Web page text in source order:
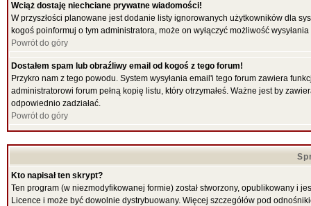
Wciąż dostaję niechciane prywatne wiadomości!
W przyszłości planowane jest dodanie listy ignorowanych użytkowników dla
kogoś poinformuj o tym administratora, może on wyłączyć możliwość
Powrót do góry
Dostałem spam lub obraźliwy email od kogoś z tego forum!
Przykro nam z tego powodu. System wysyłania email'i tego forum zawiera
administratorowi forum pełną kopię listu, który otrzymałeś. Ważne jest by
odpowiednio zadziałać.
Powrót do góry
Kto napisał ten skrypt?
Ten program (w niezmodyfikowanej formie) został stworzony, opublikowany i
Licence i może być dowolnie dystrybuowany. Więcej szczegółów pod